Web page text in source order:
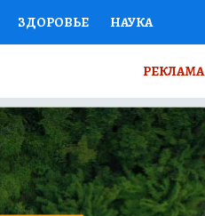
ЗДОРОВЬЕ НАУКА
ЖЕНСКИЕ СЕКРЕТЫ
ДЕФИЦИТ ЖЕЛЕЗА
КП РЕКЛАМА ТЕСТЫ
РЕКЛАМА